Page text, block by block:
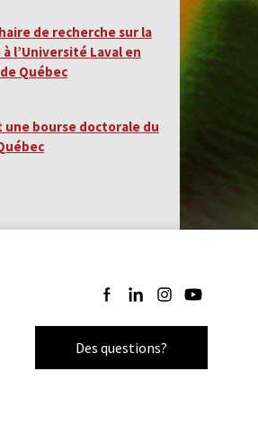
de recherche sur la
l’Université Laval en
Québec
bourse doctorale du
Suivez-nous sur Facebook
Suivez-nous sur
Suivez-nous sur
Suivez-nous
Des questions?